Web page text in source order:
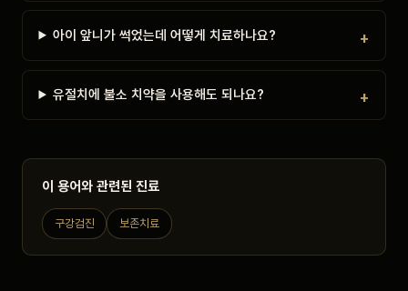
아이 앞니가 썩었는데 어떻게 치료하나요?
유절치에 불소 치약을 사용해도 되나요?
이 용어와 관련된 진료
구강검진 보존치료